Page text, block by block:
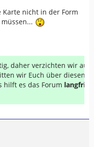
nicht in der Form
daher verzichten wir auf
wir Euch über diesen
hilft es das Forum